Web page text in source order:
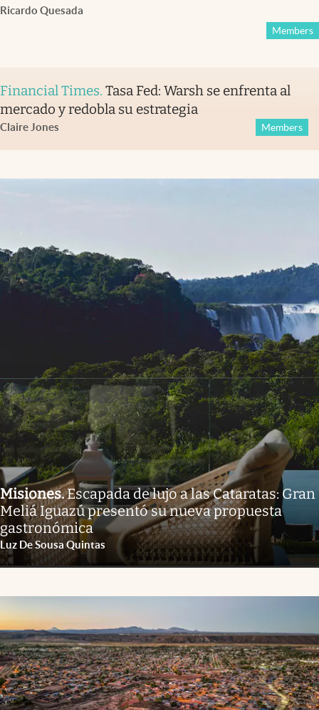
Ricardo Quesada
Members
Financial Times. Tasa Fed: Warsh se enfrenta al
mercado y redobla su estrategia
Claire Jones Members
Misiones.Escapada de lujo a las Cataratas: Gran
Meliá Iguazú presentó su nueva propuesta
gastronómica
Luz De Sousa Quintas